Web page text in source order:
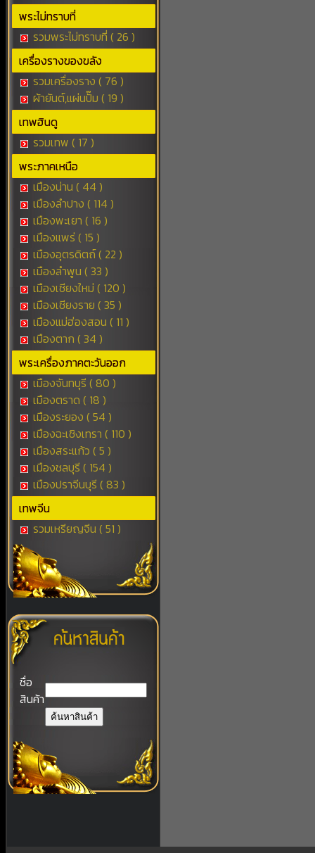
พระไม่ทราบที่
รวมพระไม่ทราบที่ ( 26 )
เครื่องรางของขลัง
รวมเครื่องราง ( 76 )
ผ้ายันต์,แผ่นปั๊ม ( 19 )
เทพฮินดู
รวมเทพ ( 17 )
พระภาคเหนือ
เมืองน่าน ( 44 )
เมืองลำปาง ( 114 )
เมืองพะเยา ( 16 )
เมืองแพร่ ( 15 )
เมืองอุตรดิตถ์ ( 22 )
เมืองลำพูน ( 33 )
เมืองเชียงใหม่ ( 120 )
เมืองเชียงราย ( 35 )
เมืองแม่ฮ่องสอน ( 11 )
เมืองตาก ( 34 )
พระเครื่องภาคตะวันออก
เมืองจันทบุรี ( 80 )
เมืองตราด ( 18 )
เมืองระยอง ( 54 )
เมืองฉะเชิงเทรา ( 110 )
เมืองสระแก้ว ( 5 )
เมืองชลบุรี ( 154 )
เมืองปราจีนบุรี ( 83 )
เทพจีน
รวมเหรียญจีน ( 51 )
ชื่อ
สินค้า